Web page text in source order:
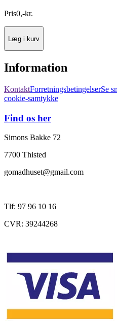
Pris0,-kr.
Læg i kurv
Information
KontaktForretningsbetingelserSe
cookie-samtykke
Find os her
Simons Bakke 72
7700 Thisted
gomadhuset@gmail.com
Tlf: 97 96 10 16
CVR: 39244268